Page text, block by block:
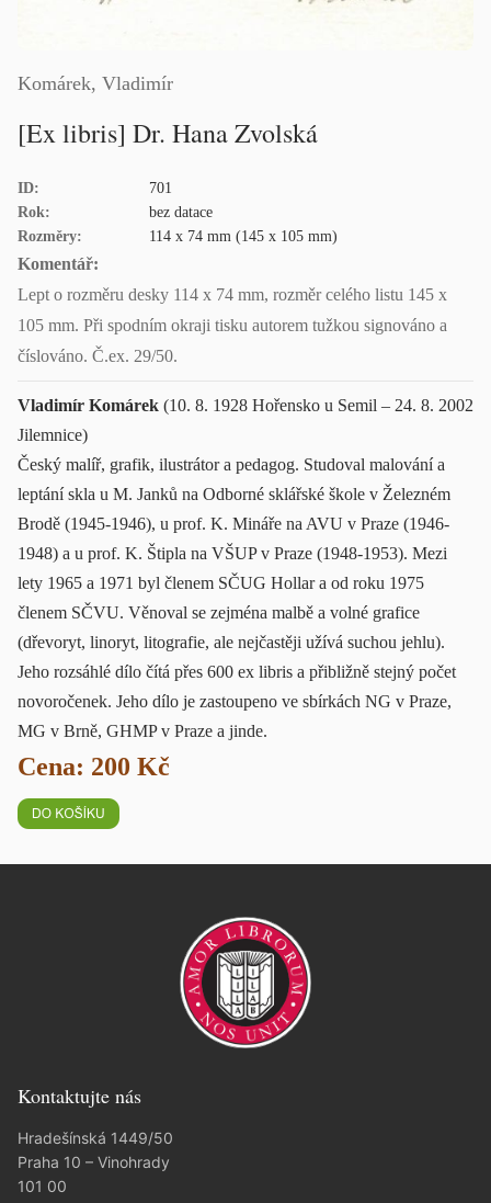
Komárek, Vladimír
[Ex libris] Dr. Hana Zvolská
ID:
701
Rok:
bez datace
Rozměry:
114 x 74 mm (145 x 105 mm)
Komentář:
Lept o rozměru desky 114 x 74 mm, rozměr celého listu 145 x
105 mm. Při spodním okraji tisku autorem tužkou signováno a
číslováno. Č.ex. 29/50.
Vladimír Komárek (10. 8. 1928 Hořensko u Semil – 24. 8. 2002
Jilemnice)
Český malíř, grafik, ilustrátor a pedagog. Studoval malování a
leptání skla u M. Janků na Odborné sklářské škole v Železném
Brodě (1945-1946), u prof. K. Mináře na AVU v Praze (1946-
1948) a u prof. K. Štipla na VŠUP v Praze (1948-1953). Mezi
lety 1965 a 1971 byl členem SČUG Hollar a od roku 1975
členem SČVU. Věnoval se zejména malbě a volné grafice
(dřevoryt, linoryt, litografie, ale nejčastěji užívá suchou jehlu).
Jeho rozsáhlé dílo čítá přes 600 ex libris a přibližně stejný počet
novoročenek. Jeho dílo je zastoupeno ve sbírkách NG v Praze,
MG v Brně, GHMP v Praze a jinde.
Cena: 200 Kč
Kontaktujte nás
Hradešínská 1449/50
Praha 10 – Vinohrady
101 00